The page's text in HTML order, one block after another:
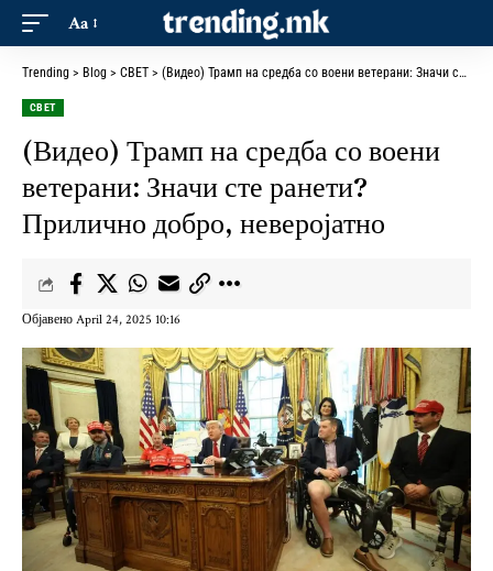
Aa
Trending > Blog > СВЕТ > (Видео) Трамп на средба со воени ветерани: Значи сте ранети? Прилично добро, неверојатно
СВЕТ
(Видео) Трамп на средба со воени
ветерани: Значи сте ранети?
Прилично добро, неверојатно
Објавено April 24, 2025 10:16